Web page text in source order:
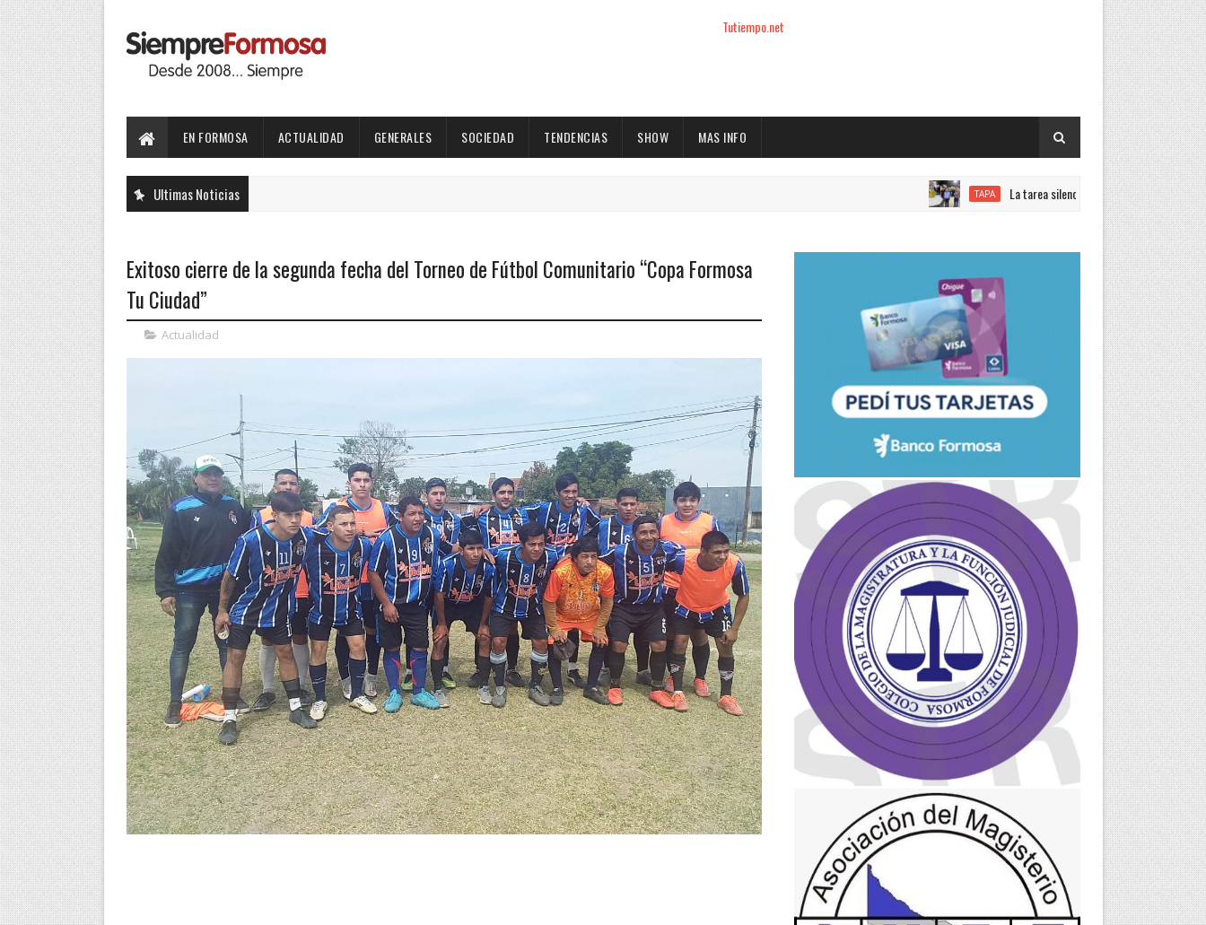
Tutiempo.net
EN FORMOSA ACTUALIDAD GENERALES SOCIEDAD TENDENCIAS SHOW MAS INFO
Ultimas Noticias TAPA La tarea silenciosa de quienes trabajan con el
Exitoso cierre de la segunda fecha del Torneo de Fútbol Comunitario “Copa Formosa
Tu Ciudad”
Actualidad